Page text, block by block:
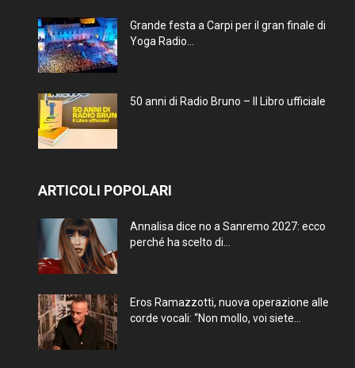
Grande festa a Carpi per il gran finale di
Yoga Radio...
50 anni di Radio Bruno – Il Libro ufficiale
ARTICOLI POPOLARI
Annalisa dice no a Sanremo 2027: ecco
perché ha scelto di...
Eros Ramazzotti, nuova operazione alle
corde vocali: “Non mollo, voi siete...